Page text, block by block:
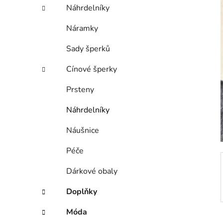
l
Náhrdelníky
Náramky
Sady šperků
Cínové šperky
Prsteny
Náhrdelníky
Náušnice
Péče
Dárkové obaly
Doplňky
Móda